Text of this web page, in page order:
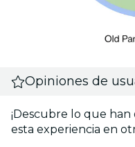
Opiniones de
¡Descubre lo que han
esta experiencia en